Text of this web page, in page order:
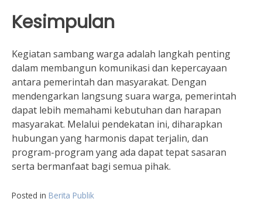
Kesimpulan
Kegiatan sambang warga adalah langkah penting
dalam membangun komunikasi dan kepercayaan
antara pemerintah dan masyarakat. Dengan
mendengarkan langsung suara warga, pemerintah
dapat lebih memahami kebutuhan dan harapan
masyarakat. Melalui pendekatan ini, diharapkan
hubungan yang harmonis dapat terjalin, dan
program-program yang ada dapat tepat sasaran
serta bermanfaat bagi semua pihak.
Posted in Berita Publik